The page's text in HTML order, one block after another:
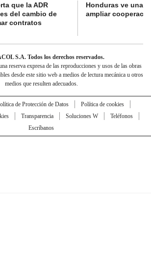
que la ADR
del cambio de
contratos
Honduras ve una
ampliar
S.A. Todos los derechos reservados.
reserva expresa de las reproducciones y usos de las obras
desde este sitio web a medios de lectura mecánica u otros
medios que resulten adecuados.
de Protección de Datos
Política de cookies
Transparencia Soluciones W
Teléfonos
Escríbanos